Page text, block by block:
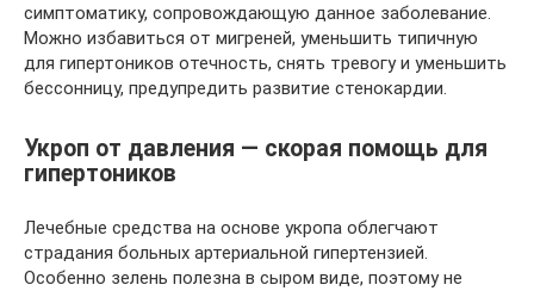
симптоматику, сопровождающую данное заболевание.
Можно избавиться от мигреней, уменьшить типичную
для гипертоников отечность, снять тревогу и уменьшить
бессонницу, предупредить развитие стенокардии.
Укроп от давления — скорая помощь для
гипертоников
Лечебные средства на основе укропа облегчают
страдания больных артериальной гипертензией.
Особенно зелень полезна в сыром виде, поэтому не